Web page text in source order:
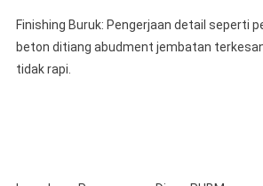
Finishing Buruk: Pengerjaan detail seperti
beton ditiang abudment jembatan
tidak rapi.